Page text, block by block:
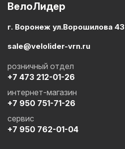
ВелоЛидер
г. Воронеж ул.Ворошилова 43
sale@velolider-vrn.ru
+7 473 212-01-26
розничный отдел
+7 950 751-71-26
интернет-магазин
+7 950 762-01-04
сервис